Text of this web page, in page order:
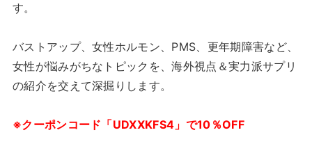
す。
バストアップ、女性ホルモン、PMS、更年期障害など、
女性が悩みがちなトピックを、海外視点＆実力派サプリ
の紹介を交えて深掘りします。
※クーポンコード「UDXXKFS4」で10％OFF